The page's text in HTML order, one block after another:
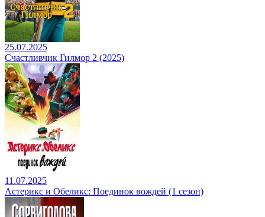
25.07.2025
Счастливчик Гилмор 2 (2025)
11.07.2025
Астерикс и Обеликс: Поединок вождей (1 сезон)